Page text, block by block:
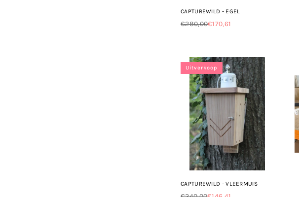
CAPTUREWILD - EGEL
Normale
€280,00€170,61
Uitverkoop
CAPTUREWILD - VLEERMUIS